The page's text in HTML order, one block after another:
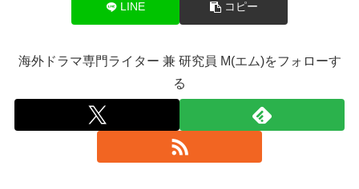
LINE コピー
海外ドラマ専門ライター 兼 研究員 M(エム)をフォローす
る